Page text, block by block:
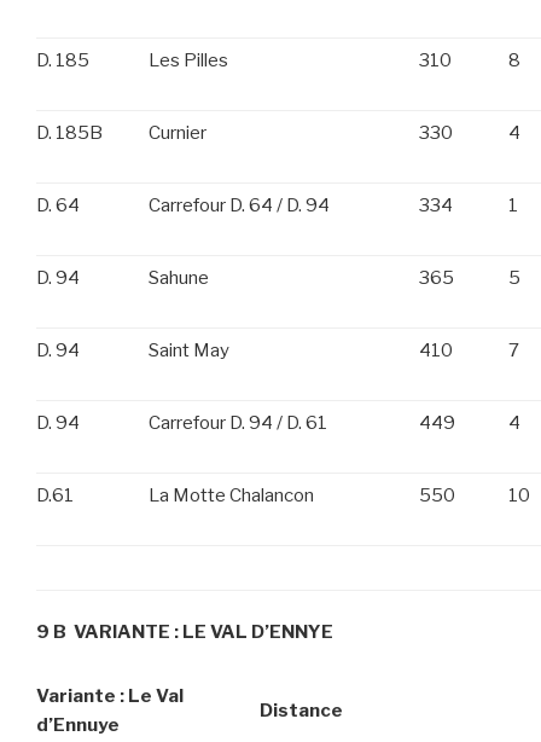
D. 185 Les Pilles 310 8
D. 185B Curnier 330 4
D. 64 Carrefour D. 64 / D. 94 334 1
D. 94 Sahune 365 5
D. 94 Saint May 410 7
D. 94 Carrefour D. 94 / D. 61 449 4
D.61 La Motte Chalancon 550 10
9 B VARIANTE : LE VAL D’ENNYE
Variante : Le Val
d’Ennuye
Distance